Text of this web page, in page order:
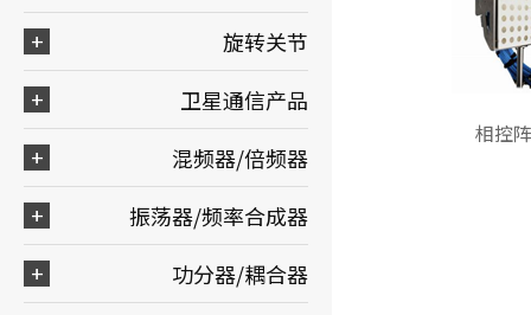
旋转关节
卫星通信产品
混频器/倍频器
振荡器/频率合成器
功分器/耦合器
相控